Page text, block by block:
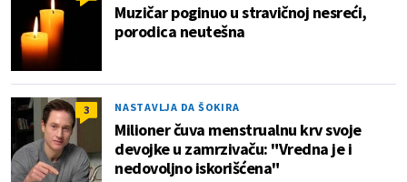
Muzičar poginuo u stravičnoj nesreći,
porodica neutešna
3 NASTAVLJA DA ŠOKIRA
Milioner čuva menstrualnu krv svoje
devojke u zamrzivaču: "Vredna je i
nedovoljno iskorišćena"